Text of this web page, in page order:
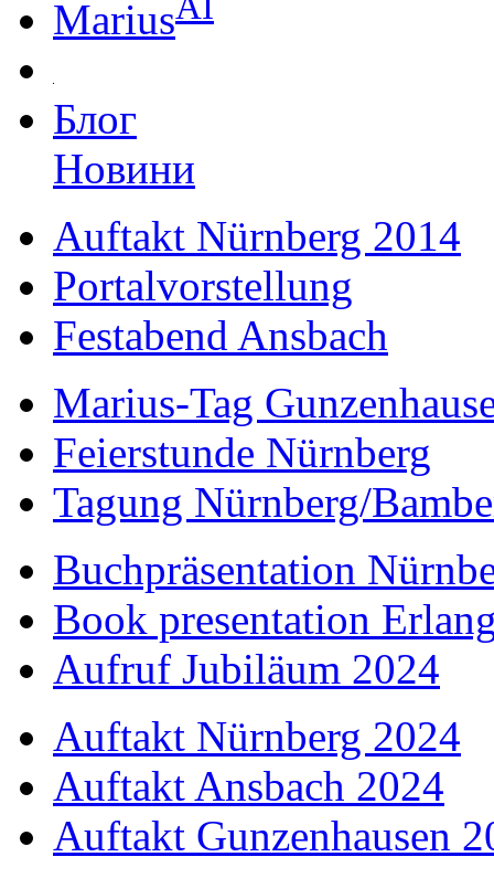
Marius
Блог
Новини
Auftakt Nürnberg 2014
Portalvorstellung
Festabend Ansbach
Marius-Tag
Feierstunde Nürnberg
Tagung Nürnberg/
Buchpräsentation
Book presentation
Aufruf Jubiläum 2024
Auftakt Nürnberg 2024
Auftakt Ansbach 2024
Auftakt Gunzenhausen